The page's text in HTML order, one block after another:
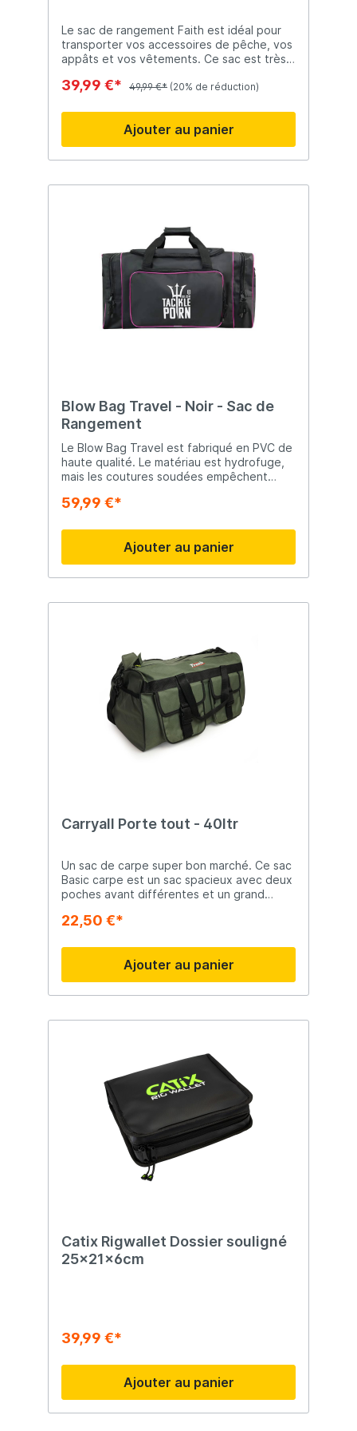
Le sac de rangement Faith est idéal pour
transporter vos accessoires de pêche, vos
appâts et vos vêtements. Ce sac est très
raison de sa taille. Le sac Faith Utility Bag
rangement et d'une bandoulière réglable.
600D Polyester Matériau vert foncé
Fermetures éclair robustes
39,99 €* 49,99 €* (20% de réduction)
Ajouter au panier
Blow Bag Travel - Noir - Sac de
Rangement
Le Blow Bag Travel est fabriqué en PVC de
haute qualité. Le matériau est hydrofuge,
mais les coutures soudées empêchent
vous offre beaucoup d'espace et est
pratique.
59,99 €*
Ajouter au panier
Carryall Porte tout - 40ltr
Un sac de carpe super bon marché. Ce sac
Basic carpe est un sac spacieux avec deux
poches avant différentes et un grand
pour ranger et transporter tout votre
22,50 €*
Ajouter au panier
Catix Rigwallet Dossier souligné
25x21x6cm
39,99 €*
Ajouter au panier